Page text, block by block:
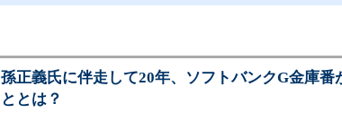
孫正義氏に伴走して20年、ソフトバンクG金庫番
ととは？